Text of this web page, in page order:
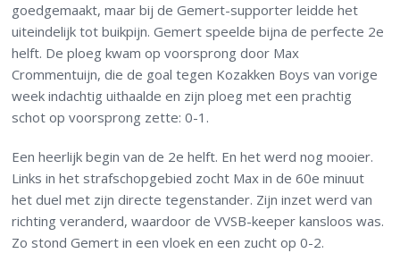
goedgemaakt, maar bij de Gemert-supporter leidde het
uiteindelijk tot buikpijn. Gemert speelde bijna de perfecte 2e
helft. De ploeg kwam op voorsprong door Max
Crommentuijn, die de goal tegen Kozakken Boys van vorige
week indachtig uithaalde en zijn ploeg met een prachtig
schot op voorsprong zette: 0-1.
Een heerlijk begin van de 2e helft. En het werd nog mooier.
Links in het strafschopgebied zocht Max in de 60e minuut
het duel met zijn directe tegenstander. Zijn inzet werd van
richting veranderd, waardoor de VVSB-keeper kansloos was.
Zo stond Gemert in een vloek en een zucht op 0-2.